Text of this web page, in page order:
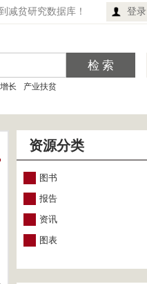
登录
减贫研究数据库！
长 产业扶贫
资源分类
图书
报告
资讯
图表